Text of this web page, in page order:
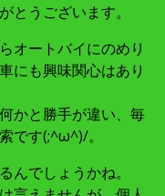
とうございます。
オートバイにのめり
にも興味関心はあり
かと勝手が違い、毎
です(;^ω^)/。
んでしょうかね。